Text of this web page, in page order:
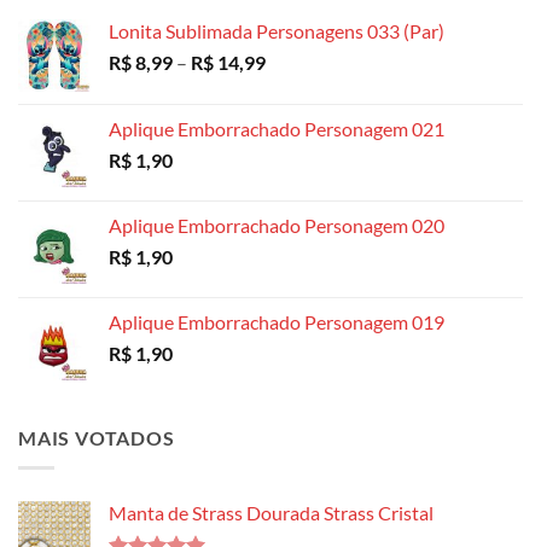
Lonita Sublimada Personagens 033 (Par)
R$8,99 – R$ 14,99Faixa
R$ 8,99
Aplique Emborrachado Personagem 021
R$ 1,90
Aplique Emborrachado Personagem 020
R$ 1,90
Aplique Emborrachado Personagem 019
R$ 1,90
MAIS VOTADOS
Manta de Strass Dourada Strass Cristal